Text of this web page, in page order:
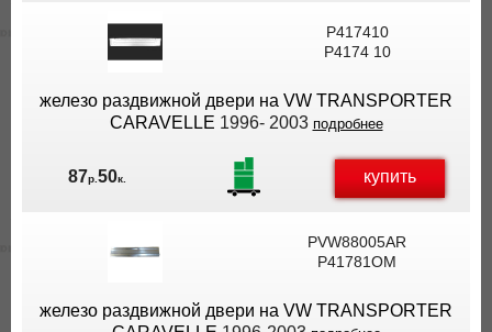
P417410
P4174 10
железо раздвижной двери на VW TRANSPORTER
CARAVELLE 1996- 2003 подробнее
87р.50к. купить
PVW88005AR
P41781OM
железо раздвижной двери на VW TRANSPORTER